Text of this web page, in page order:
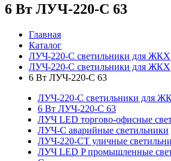
6 Вт ЛУЧ-220-С 63
Главная
Каталог
ЛУЧ-220-С светильники для ЖКХ
ЛУЧ-220-С светильники для ЖКХ
6 Вт ЛУЧ-220-С 63
ЛУЧ-220-С светильники для
6 Вт ЛУЧ-220-С 63
ЛУЧ LED торгово-офисные
ЛУЧ-С аварийные светильники
ЛУЧ-220-СТ уличные
ЛУЧ LED P промышленные